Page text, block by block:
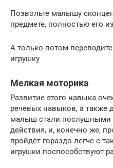
Позвольте малышу
предмете, полностью его
А только потом
игрушку
Мелкая моторика
Развитие этого навыка
речевых навыков, а также
малыш стали послушными
действия, и, конечно же,
пройдёт гораздо легче с
игрушки поспособствуют